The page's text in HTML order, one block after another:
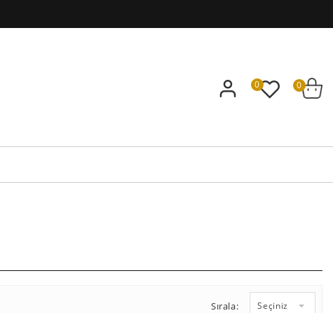
0 0
Sırala: Seçiniz